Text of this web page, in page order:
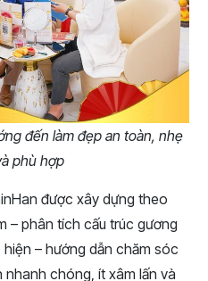
đến làm đẹp an toàn, nhẹ
phù hợp
được xây dựng theo
– phân tích cấu trúc gương
– hướng dẫn chăm sóc
chóng, ít xâm lấn và